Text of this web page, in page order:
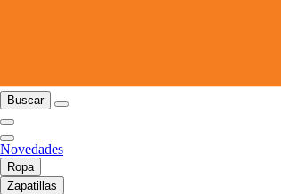
Buscar
Novedades
Ropa
Zapatillas